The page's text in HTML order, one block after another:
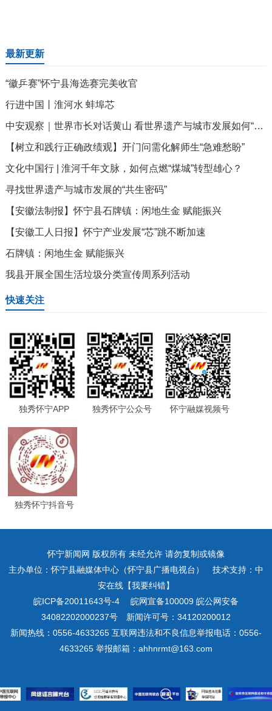
最新更新
“徽乒赛”怀宁县海选赛完美收官
行进中国丨淮河水 蚌埠芯
中安观察｜世界市长对话黄山 看世界遗产与城市发展如何“双向赋能”
【树立和践行正确政绩观】开门问需化解师生“急难愁盼”
文化中国行 | 淮河千年文脉，如何点燃“煤城”转型雄心？
寻找世界遗产与城市发展的“共生密码”
【安徽法制报】怀宁县石牌镇：闲地生金 赋能振兴
【安徽工人日报】怀宁产业发展“芯”跳不断加速
石牌镇：闲地生金 赋能振兴
我县开展全国生活垃圾分类宣传周系列活动
快速关注
独秀怀宁APP 独秀怀宁公众号 怀宁融媒视频号
独秀怀宁抖音号
怀宁新闻网 版权所有 未经允许 请勿复制或镜像
主办单位：怀宁县融媒体中心（怀宁县广播电视台） 技术支持：中
安在线【我要纠错】
皖ICP备20011643号-4皖网宣备100009 皖公网安备
34082202000237号 新闻许可号：34120200012
新闻热线：0556-4633265 互联网违法和不良信息举报电话：0556-
4633265 举报邮箱：ahhnrmt@163.com